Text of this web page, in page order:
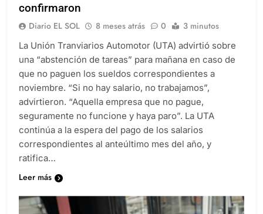
confirmaron
Diario EL SOL 8 meses atrás 0 3 minutos
La Unión Tranviarios Automotor (UTA) advirtió sobre
una “abstención de tareas” para mañana en caso de
que no paguen los sueldos correspondientes a
noviembre. “Si no hay salario, no trabajamos”,
advirtieron. “Aquella empresa que no pague,
seguramente no funcione y haya paro”. La UTA
continúa a la espera del pago de los salarios
correspondientes al anteúltimo mes del año, y
ratifica…
Leer más